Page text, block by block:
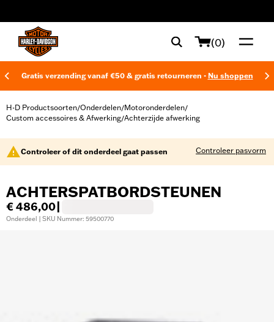
(0)
Gratis verzending vanaf €50 & gratis retourneren - Nu shoppen
H-D Productsoorten/Onderdelen/Motoronderdelen/
Custom accessoires & Afwerking/Achterzijde afwerking
Controleer of dit onderdeel gaat passen Controleer pasvorm
ACHTERSPATBORDSTEUNEN
€ 486,00
Onderdeel | SKU Nummer: 59500770